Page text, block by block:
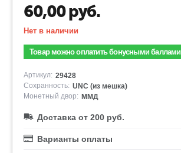
60,00руб.
Нет в наличии
Товар можно оплатить бонусными баллами
Артикул: 29428
Сохранность: UNC (из мешка)
Монетный двор: ММД
Доставка от 200 руб.
Варианты оплаты